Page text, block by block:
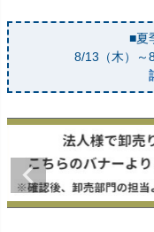
■夏
8/13（木）～
キーワード
価格
在庫なし商品
在庫なし商品
★タイヤ幅
★偏平率